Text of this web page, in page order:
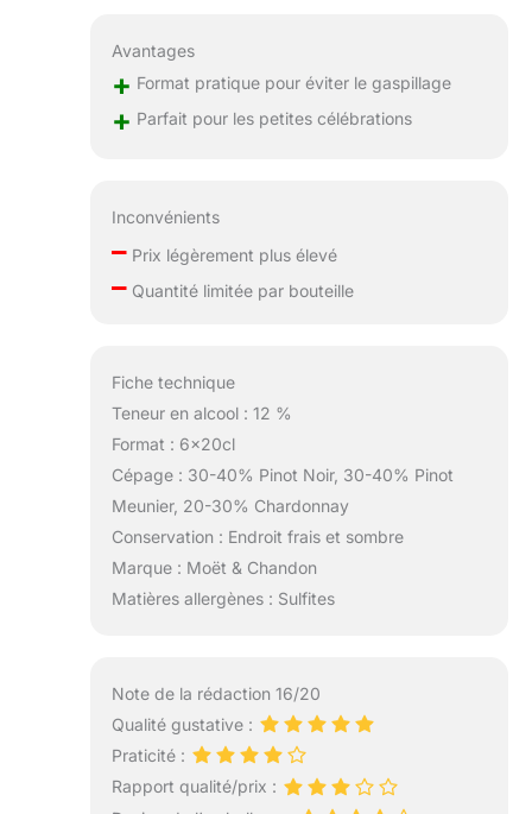
Avantages
+ Format pratique pour éviter le gaspillage
+ Parfait pour les petites célébrations
Inconvénients
–Prix légèrement plus élevé
–Quantité limitée par bouteille
Fiche technique
Teneur en alcool : 12 %
Format : 6x20cl
Cépage : 30-40% Pinot Noir, 30-40% Pinot
Meunier, 20-30% Chardonnay
Conservation : Endroit frais et sombre
Marque : Moët & Chandon
Matières allergènes : Sulfites
Note de la rédaction 16/20
Qualité gustative :
Praticité :
Rapport qualité/prix :